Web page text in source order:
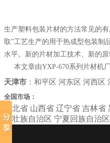
生产塑料包装片材的方法常见的
取”工艺生产的用于热成型包装制
水平。新的片材加工技术、新的
本文章由YXP-670系列片材机
天津市 ： 和平区 河东区 河西区
全国市场：
河北省 山西省 辽宁省 吉林省
西壮族自治区 宁夏回族自治区